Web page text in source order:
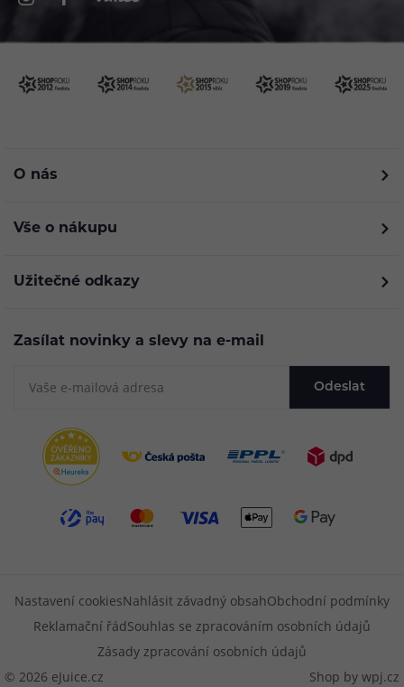
O nás
Vše o nákupu
Užitečné odkazy
Zasílat novinky a slevy na e-mail
Odeslat
© 2026 eJuice.cz
Nastavení cookiesNahlásit závadný obsahObchodní podmínky
Reklamační řádSouhlas se zpracováním osobních údajů
Zásady zpracování osobních údajů
Shop by wpj.cz